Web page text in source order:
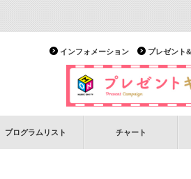
プレゼント
インフォメーション
プログラムリスト チャート